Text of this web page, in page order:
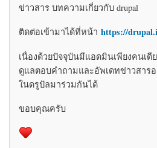
ข่าวสาร บทความเกี่ยวกับ drupal
ติดต่อเข้ามาได้ที่หน้า https://
เนื่องด้วยปัจจุบันมีแอดมินเพียงคนเดี
ดูแลตอบคำถามและอัพเดทข่าวสาร
ในดรูปัลมาร่วมกันได้
ขอบคุณครับ